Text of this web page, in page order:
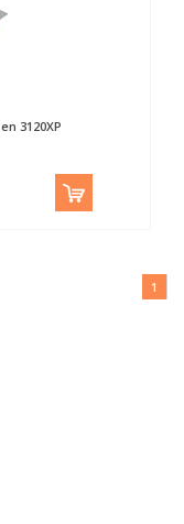
3120XP
1